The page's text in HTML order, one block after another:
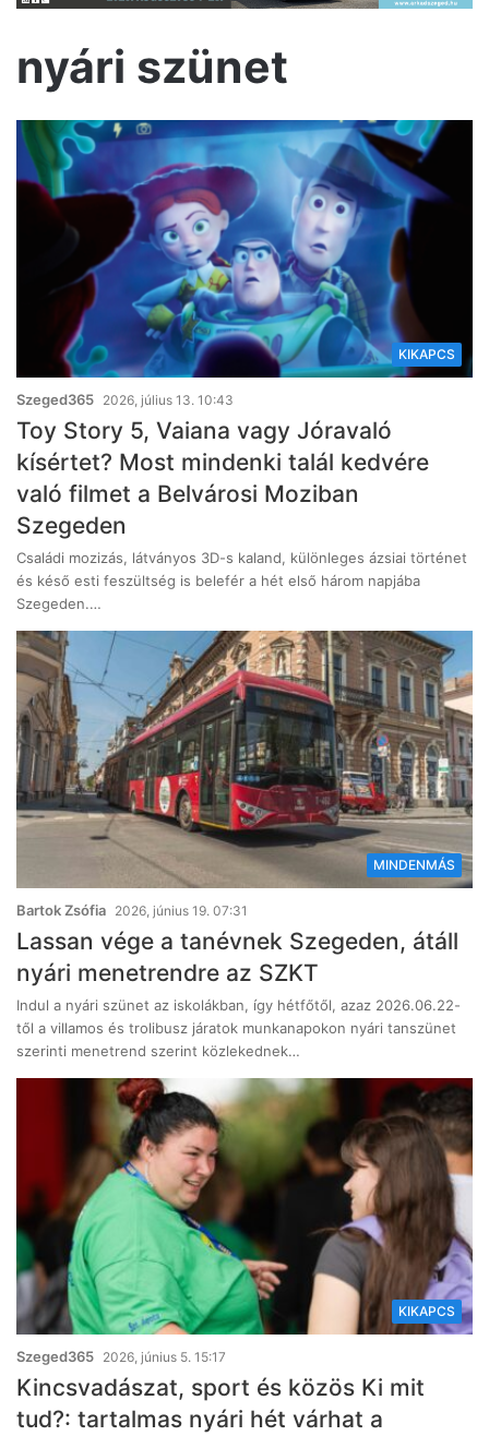
nyári szünet
KIKAPCS
Szeged365 2026, július 13. 10:43
Toy Story 5, Vaiana vagy Jóravaló
kísértet? Most mindenki talál kedvére
való filmet a Belvárosi Moziban
Szegeden
Családi mozizás, látványos 3D-s kaland, különleges ázsiai történet
és késő esti feszültség is belefér a hét első három napjába
Szegeden.…
MINDENMÁS
Bartok Zsófia 2026, június 19. 07:31
Lassan vége a tanévnek Szegeden, átáll
nyári menetrendre az SZKT
Indul a nyári szünet az iskolákban, így hétfőtől, azaz 2026.06.22-
től a villamos és trolibusz járatok munkanapokon nyári tanszünet
szerinti menetrend szerint közlekednek…
KIKAPCS
Szeged365 2026, június 5. 15:17
Kincsvadászat, sport és közös Ki mit
tud?: tartalmas nyári hét várhat a